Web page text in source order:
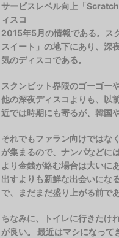
サービスレベル向上「
ィスコ
2015年5月の情報である。ス
スイート」の地下にあり、深
気のディスコである。
スクンビット界隈のゴーゴー
他の深夜ディスコよりも、以
近では時期にも寄るが、韓国
それでもファラン向けではな
が集まるので、ナンパなどに
より金銭が絡む場合は大いに
出すよりも新鮮な出会いにな
で、まだまだ盛り上がる前であ
ちなみに、トイレに行きたけ
が良い。 最近はマシになって